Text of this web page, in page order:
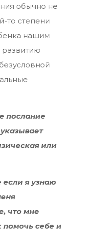
обычно не
то степени
нашим
развитию
послание
или
я узнаю
что мне
помочь себе и